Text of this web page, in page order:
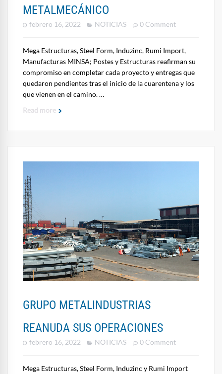
METALMECÁNICO
febrero 16, 2022 NOTICIAS 0 Comment
Mega Estructuras, Steel Form, Induzinc, Rumi Import,
Manufacturas MINSA; Postes y Estructuras reafirman su
compromiso en completar cada proyecto y entregas que
quedaron pendientes tras el inicio de la cuarentena y los
que vienen en el camino. …
Read more
GRUPO METALINDUSTRIAS
REANUDA SUS OPERACIONES
febrero 16, 2022 NOTICIAS 0 Comment
Mega Estructuras, Steel Form, Induzinc y Rumi Import